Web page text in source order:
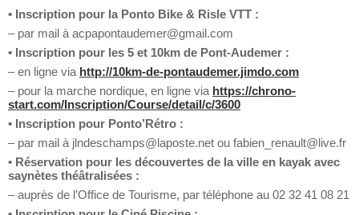
• Inscription pour la Ponto Bike & Risle VTT :
– par mail à acpapontaudemer@gmail.com
• Inscription pour les 5 et 10km de Pont-Audemer :
– en ligne via http://10km-de-pontaudemer.jimdo.com
– pour la marche nordique, en ligne via https://chrono-
start.com/Inscription/Course/detail/c/3600
• Inscription pour Ponto’Rétro :
– par mail à jlndeschamps@laposte.net ou fabien_renault@live.fr
• Réservation pour les découvertes de la ville en kayak avec
saynètes théâtralisées :
– auprès de l’Office de Tourisme, par téléphone au 02 32 41 08 21